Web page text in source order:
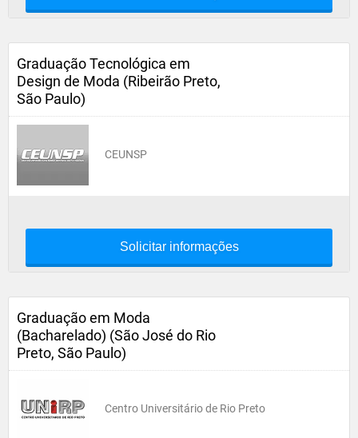
Graduação Tecnológica em
Design de Moda (Ribeirão Preto,
São Paulo)
CEUNSP
Solicitar informações
Graduação em Moda
(Bacharelado) (São José do Rio
Preto, São Paulo)
Centro Universitário de Rio Preto